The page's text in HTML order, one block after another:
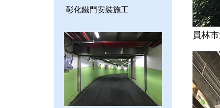
彰化鐵門安裝施工
員林